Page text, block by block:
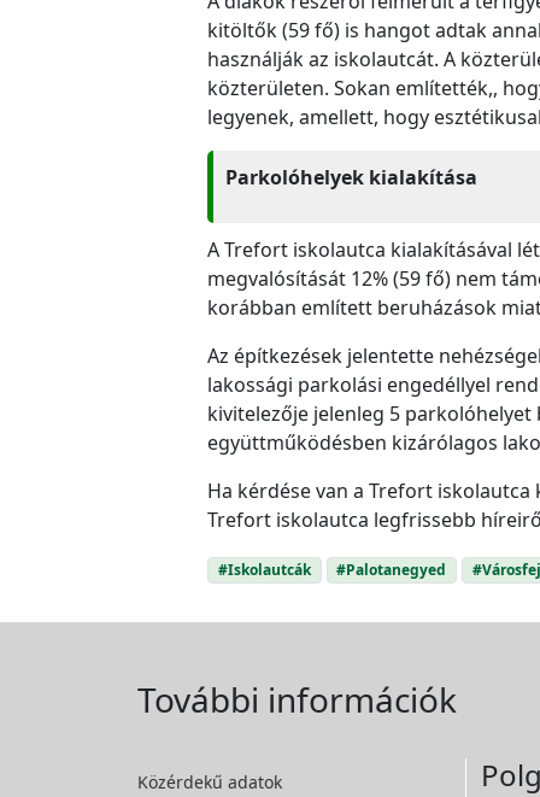
kitöltők (59 fő) is hangot adtak
használják az iskolautcát. A
közterületen. Sokan említették,,
legyenek, amellett, hogy
Parkolóhelyek kialakítása
A Trefort iskolautca kialakításával
megvalósítását 12% (59 fő) nem
korábban említett beruházások
Az építkezések jelentette
lakossági parkolási engedéllyel
kivitelezője jelenleg 5
együttműködésben kizárólagos
Ha kérdése van a Trefort
Trefort iskolautca legfrissebb
#Iskolautcák #Palotanegyed
További információk
Közérdekű adatok